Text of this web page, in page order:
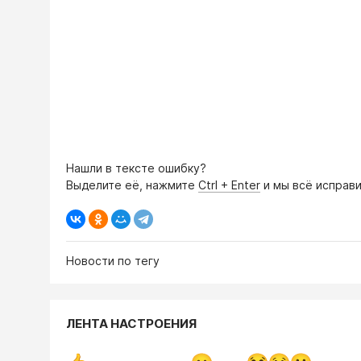
Нашли в тексте ошибку?
Выделите её, нажмите Ctrl + Enter и мы всё
Новости по тегу
ЛЕНТА НАСТРОЕНИЯ